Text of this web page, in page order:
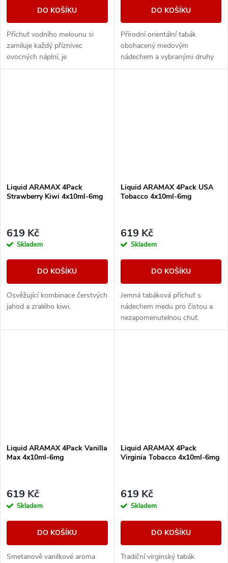
DO KOŠÍKU
Příchuť vodního melounu si
zamiluje každý příznivec
ovocných náplní, je
charakteristický svou svěžestí.
DO KOŠÍKU
Přírodní orientální tabák
obohacený medovým
nádechem a vybranými druhy
ovoce.
Liquid ARAMAX 4Pack
Strawberry Kiwi 4x10ml-6mg
619 Kč
Skladem
DO KOŠÍKU
Osvěžující kombinace čerstvých
jahod a zralého kiwi.
Liquid ARAMAX 4Pack USA
Tobacco 4x10ml-6mg
619 Kč
Skladem
DO KOŠÍKU
Jemná tabáková příchuť s
nádechem medu pro čistou a
nezapomenutelnou chuť.
Liquid ARAMAX 4Pack Vanilla
Max 4x10ml-6mg
619 Kč
Skladem
DO KOŠÍKU
Smetanově vanilkové aroma
Liquid ARAMAX 4Pack
Virginia Tobacco 4x10ml-6mg
619 Kč
Skladem
DO KOŠÍKU
Tradiční virginský tabák.